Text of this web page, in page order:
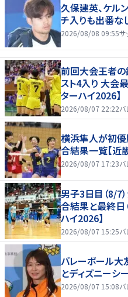
久保建英、ケル
チ入りも出番
2026/08/08 09:55サ
前回大会王者の
スト4入り 大会
ターハイ2026】
2026/08/07 22:22バ
横浜隼人が初
合結果一覧【近
2026/08/07 17:23バ
男子3日目（8/7
合結果と最終日
ハイ2026】
2026/08/07 15:25バ
バレーボール
とディズニー
2026/08/07 15:08バ